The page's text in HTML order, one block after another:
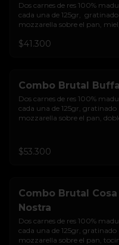
Dos carnes de res 100%
cada una de 125gr,  gratinado
mozzarella sobre el pan,
cebolla crocante, encurtido de
$41.300
Combo Brutal
Dos carnes de res 100%
cada una de 125gr, gratinado
mozzarella sobre el pan,
caramelizada, Salsa Buffalo
picante y pan brioche sellado
$53.300
Combo Brutal Cosa
Nostra
Dos carnes de res 100%
cada una de 125gr, gratinado
mozzarella sobre el pan,